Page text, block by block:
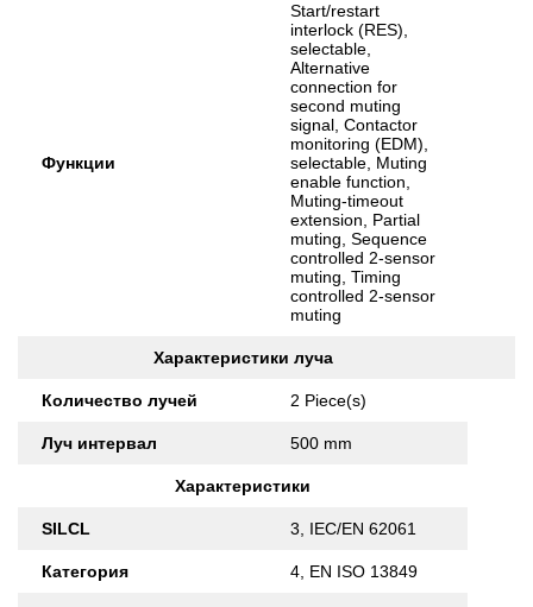
Функции
Start/restart
interlock (RES),
selectable,
Alternative
connection for
second muting
signal, Contactor
monitoring (EDM),
selectable, Muting
enable function,
Muting-timeout
extension, Partial
muting, Sequence
controlled 2-sensor
muting, Timing
controlled 2-sensor
muting
Характеристики луча
Количество лучей 2 Piece(s)
Луч интервал 500 mm
Характеристики
SILCL 3, IEC/EN 62061
Категория 4, EN ISO 13849